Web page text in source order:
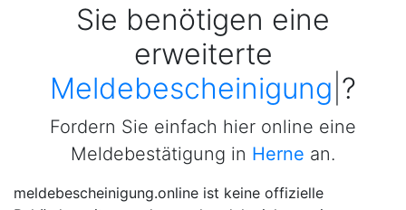
Sie benötigen eine
erweiterte
Meldebescheinigung ?
Fordern Sie einfach hier online eine
Meldebestätigung in Herne an.
meldebescheinigung.online ist keine offizielle